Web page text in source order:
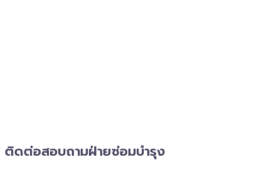
ติดต่อสอบถาม​ฝ่ายซ่อมบำรุง